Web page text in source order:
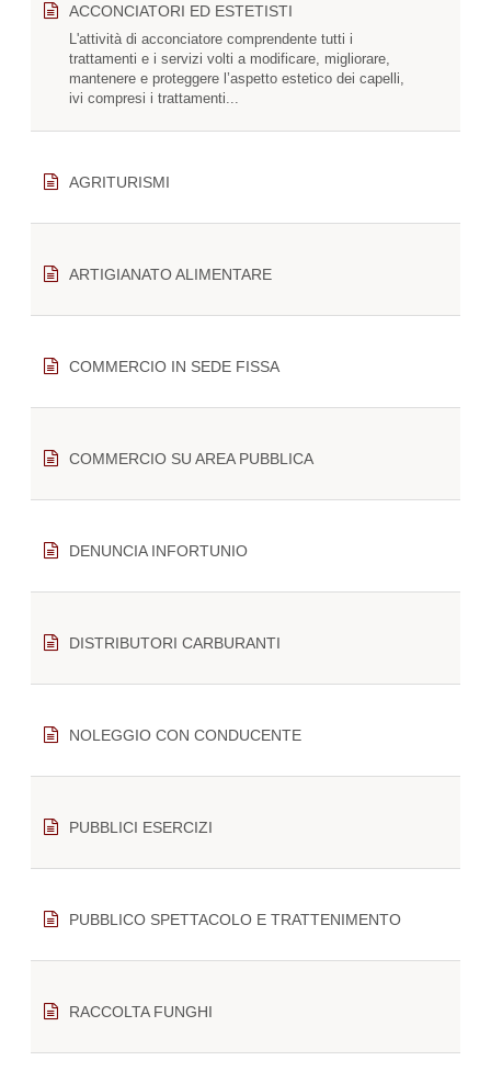
ACCONCIATORI ED ESTETISTI
L'attività di acconciatore comprendente tutti i
trattamenti e i servizi volti a modificare, migliorare,
mantenere e proteggere l’aspetto estetico dei capelli,
ivi compresi i trattamenti...
AGRITURISMI
ARTIGIANATO ALIMENTARE
COMMERCIO IN SEDE FISSA
COMMERCIO SU AREA PUBBLICA
DENUNCIA INFORTUNIO
DISTRIBUTORI CARBURANTI
NOLEGGIO CON CONDUCENTE
PUBBLICI ESERCIZI
PUBBLICO SPETTACOLO E TRATTENIMENTO
RACCOLTA FUNGHI